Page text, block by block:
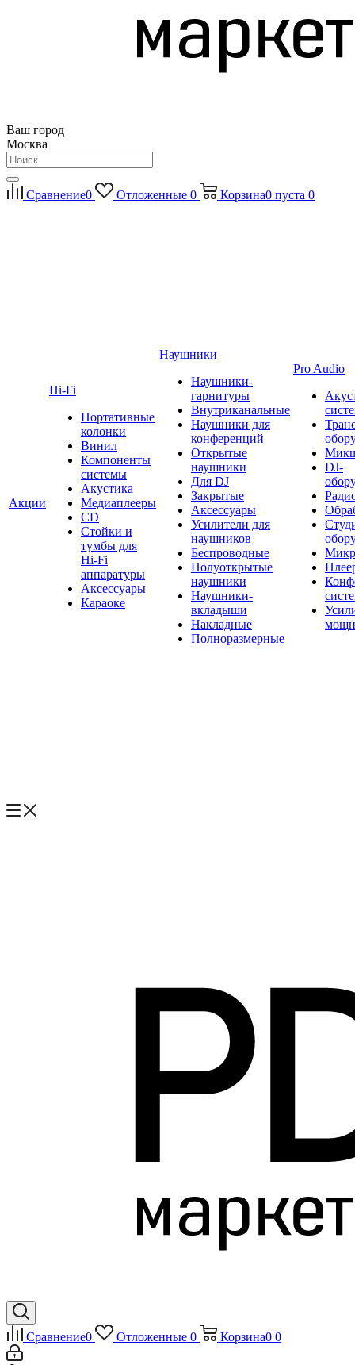
Ваш город
Москва
Сравнение0 Отложенные 0 Корзина0 пуста 0
Акции
Hi-Fi
Портативные
колонки
Винил
Компоненты
системы
Акустика
Медиаплееры
CD
Стойки и
тумбы для
Hi-Fi
аппаратуры
Аксессуары
Караоке
Наушники
Наушники-
гарнитуры
Внутриканальные
Наушники для
конференций
Открытые
наушники
Для DJ
Закрытые
Аксессуары
Усилители для
наушников
Беспроводные
Полуоткрытые
наушники
Наушники-
вкладыши
Накладные
Полноразмерные
Pro Audio
DJ-
Сравнение0 Отложенные 0 Корзина0 0